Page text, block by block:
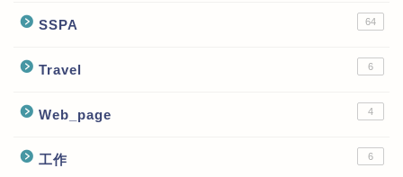
SSPA 64
Travel 6
Web_page 4
工作 6